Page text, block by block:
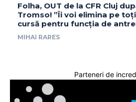
Folha, OUT de la CFR Cluj
Tromso! ”Îi voi elimina pe
cursă pentru funcția de
MIHAI RARES
Parteneri de